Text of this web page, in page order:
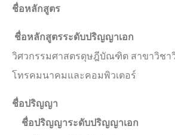
ชื่อหลักสูตร
ชื่อหลักสูตรระดับปริญญาเอก
วิศวกรรมศาสตรดุษฎีบัณฑิต สาขาวิชา
โทรคมนาคมและคอมพิวเตอร์
ชื่อปริญญา
ชื่อปริญญาระดับปริญญาเอก